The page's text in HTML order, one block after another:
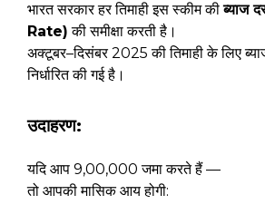
भारत सरकार हर तिमाही इस स्कीम कीब्याज
Rate) की समीक्षा करती है।
अक्टूबर–दिसंबर 2025 की तिमाही के लिए
निर्धारित की गई है।
उदाहरण:
यदि आप ₹9,00,000 जमा करते हैं —
तो आपकी मासिक आय होगी: